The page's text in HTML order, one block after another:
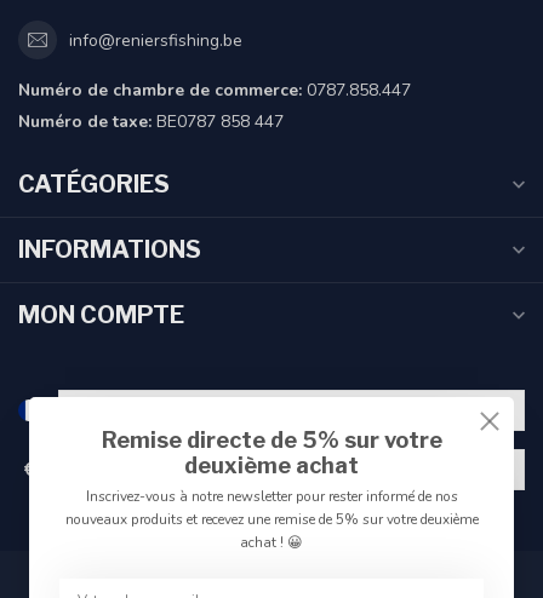
info@reniersfishing.be
Numéro de chambre de commerce: 0787.858.447
Numéro de taxe: BE0787 858 447
CATÉGORIES
INFORMATIONS
MON COMPTE
€
Remise directe de 5% sur votre
deuxième achat
Inscrivez-vous à notre newsletter pour rester informé de nos
nouveaux produits et recevez une remise de 5% sur votre deuxième
achat ! 😀